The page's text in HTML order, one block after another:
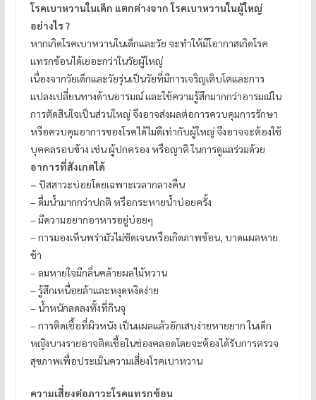
โรคเบาหวานในเด็ก แตกต่างจาก โรคเบาหวานในผู้ใหญ่
อย่างไร ?
หากเกิดโรคเบาหวานในเด็กและวัย จะทำให้มีโอากาสเกิดโรค
แทรกซ้อนได้เยอะกว่าในวัยผู้ใหญ่
เนื่องจากวัยเด็กและวัยรุ่นเป็นวัยที่มีการเจริญเติบโตและการ
แปลงเปลี่ยนทางด้านอารมณ์ และใช้ความรู้สึกมากกว่าอารมณ์ใน
การตัดสินใจเป็นส่วนใหญ่ จึงอาจส่งผลต่อการควบคุมการรักษา
หรือควบคุมอาการของโรคได้ไม่ดีเท่ากับผู้ใหญ่ จึงอาจจะต้องใช้
บุคคลรอบข้าง เช่น ผู้ปกครอง หรือญาติ ในการดูแลร่วมด้วย
อาการที่สังเกตได้
– ปัสสาวะบ่อยโดยเฉพาะเวลากลางคืน
– ดื่มน้ำมากกว่าปกติ หรือกระหายน้ำบ่อยครั้ง
– มีความอยากอาหารอยู่บ่อยๆ
– การมองเห็นพร่ามัวไม่ชัดเจนหรือเกิดภาพซ้อน, บาดแผลหาย
ช้า
– ลมหายใจมีกลิ่นคล้ายผลไม้หวาน
– รู้สึกเหนื่อยล้าและหงุดหงิดง่าย
– น้ำหนักลดลงทั้งที่กินจุ
– การติดเชื้อที่ผิวหนัง เป็นแผลแล้วอักเสบง่ายหายยาก ในเด็ก
หญิงบางรายอาจติดเชื้อในช่องคลอดโดยจะต้องได้รับการตรวจ
สุขภาพเพื่อประเมินความเสี่ยงโรคเบาหวาน
ความเสี่ยงต่อภาวะโรคแทรกซ้อน